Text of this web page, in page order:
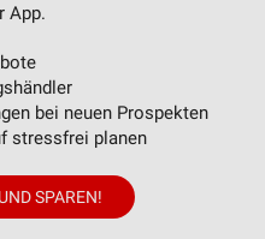
App.
bei neuen Prospekten
stressfrei planen
SPAREN!